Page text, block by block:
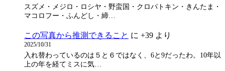
スズメ・メジロ・ロシヤ・野蛮国・クロパトキン・きんたま・
マコロフー・ふんどし・締…
この写真から推測できること に +39 より
2025/10/31
入れ替わっているのは５と６ではなく、6と9だったわ。10年以
上の年を経てミスに気…